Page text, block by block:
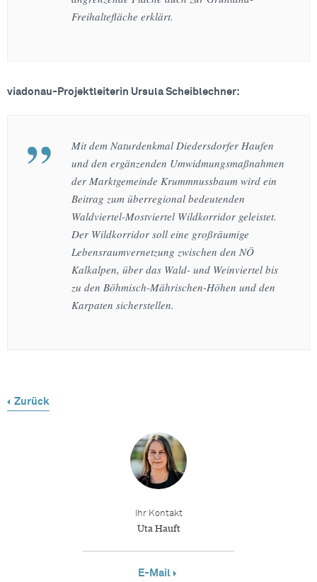
Freihaltefläche erklärt.
viadonau-Projektleiterin Ursula Scheiblechner:
Mit dem Naturdenkmal Diedersdorfer Haufen
und den ergänzenden Umwidmungsmaßnahmen
der Marktgemeinde Krummnussbaum wird ein
Beitrag zum überregional bedeutenden
Waldviertel-Mostviertel Wildkorridor geleistet.
Der Wildkorridor soll eine großräumige
Lebensraumvernetzung zwischen den NÖ
Kalkalpen, über das Wald- und Weinviertel bis
zu den Böhmisch-Mährischen-Höhen und den
Karpaten sicherstellen.
Zurück
Ihr Kontakt
Uta Hauft
E-Mail